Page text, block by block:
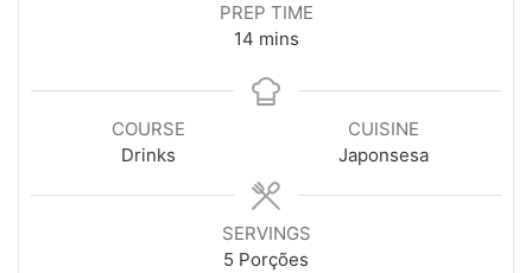
PREP TIME
14minutes
mins
COURSE
Drinks
CUISINE
Japonsesa
SERVINGS
5 Porções